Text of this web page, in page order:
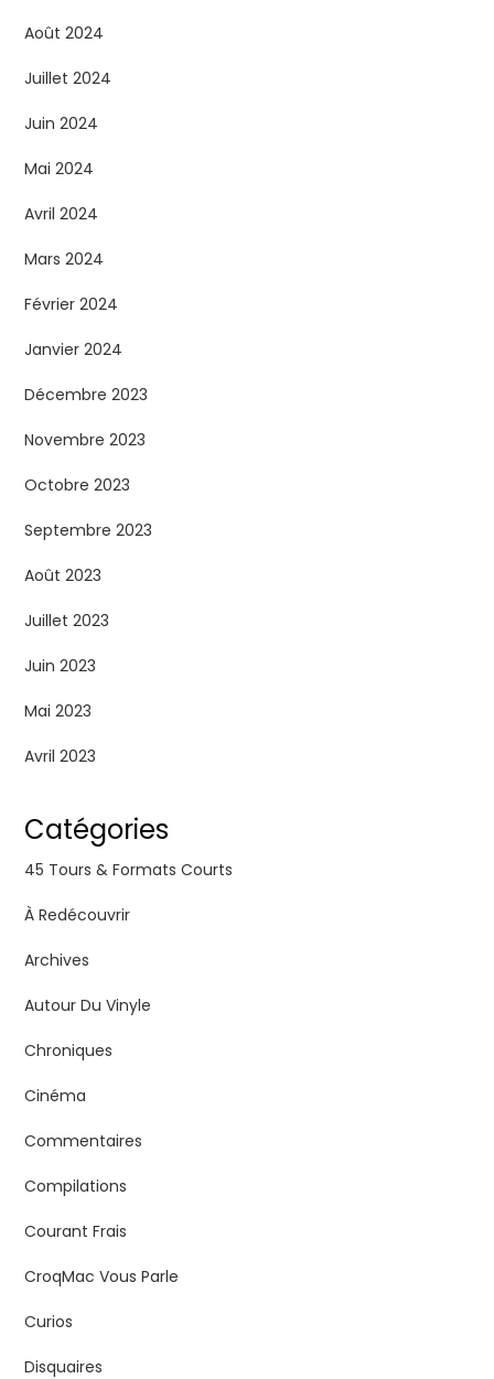
Août 2024
Juillet 2024
Juin 2024
Mai 2024
Avril 2024
Mars 2024
Février 2024
Janvier 2024
Décembre 2023
Novembre 2023
Octobre 2023
Septembre 2023
Août 2023
Juillet 2023
Juin 2023
Mai 2023
Avril 2023
Catégories
45 Tours & Formats Courts
À Redécouvrir
Archives
Autour Du Vinyle
Chroniques
Cinéma
Commentaires
Compilations
Courant Frais
CroqMac Vous Parle
Curios
Disquaires